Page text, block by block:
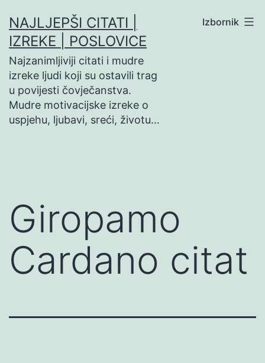
na
sadržaj
NAJLJEPŠI CITATI |
IZREKE | POSLOVICE
Najzanimljiviji citati i mudre
izreke ljudi koji su ostavili trag
u povijesti čovječanstva.
Mudre motivacijske izreke o
uspjehu, ljubavi, sreći, životu…
Izbornik
Giropamo
Cardano citat